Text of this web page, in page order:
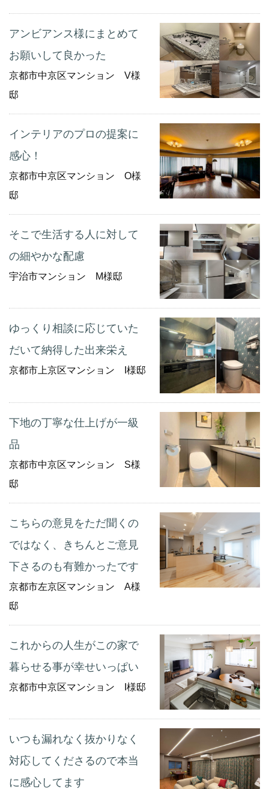
アンビアンス様にまとめて
お願いして良かった
京都市中京区マンション V様
邸
インテリアのプロの提案に
感心！
京都市中京区マンション O様
邸
そこで生活する人に対して
の細やかな配慮
宇治市マンション M様邸
ゆっくり相談に応じていた
だいて納得した出来栄え
京都市上京区マンション I様邸
下地の丁寧な仕上げが一級
品
京都市中京区マンション S様
邸
こちらの意見をただ聞くの
ではなく、きちんとご意見
下さるのも有難かったです
京都市左京区マンション A様
邸
これからの人生がこの家で
暮らせる事が幸せいっぱい
京都市中京区マンション I様邸
いつも漏れなく抜かりなく
対応してくださるので本当
に感心してます